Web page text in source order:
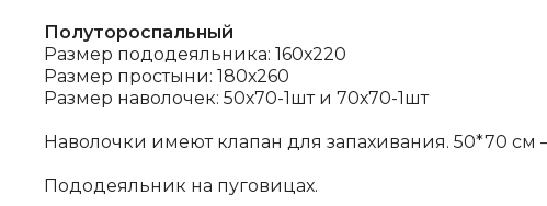
Полутороспальный
Размер пододеяльника: 160х220
Размер простыни: 180х260
Размер наволочек: 50х70-1шт и 70х70-1шт
Наволочки имеют клапан для запахивания. 50*70
Пододеяльник на пуговицах.